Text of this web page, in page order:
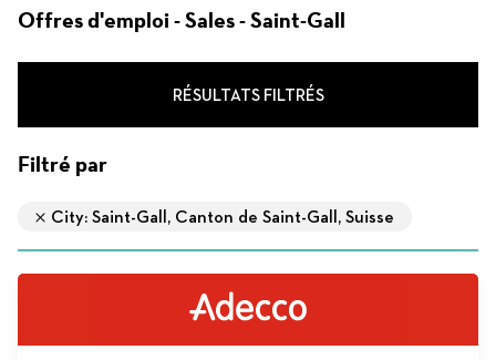
Offres d'emploi - Sales - Saint-Gall
RÉSULTATS FILTRÉS
Filtré par
City: Saint-Gall, Canton de Saint-Gall, Suisse